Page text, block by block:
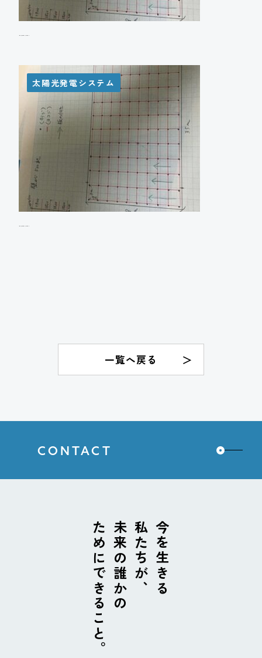
太陽光発電システム
一覧へ戻る
CONTACT
今を生きる
私たちが、
未来の誰かの
ためにできること。